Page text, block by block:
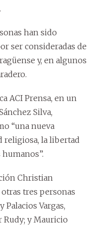
han sido
ser consideradas de
y, en algunos
ACI Prensa, en un
Silva,
“una nueva
religiosa, la libertad
Christian
tres personas
Vargas,
y Mauricio